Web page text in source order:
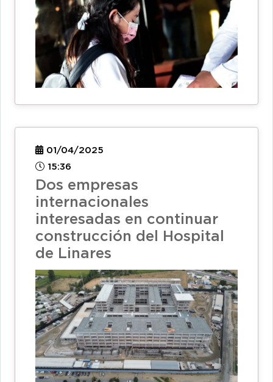
01/04/2025
15:36
Dos empresas
internacionales
interesadas en continuar
construcción del Hospital
de Linares